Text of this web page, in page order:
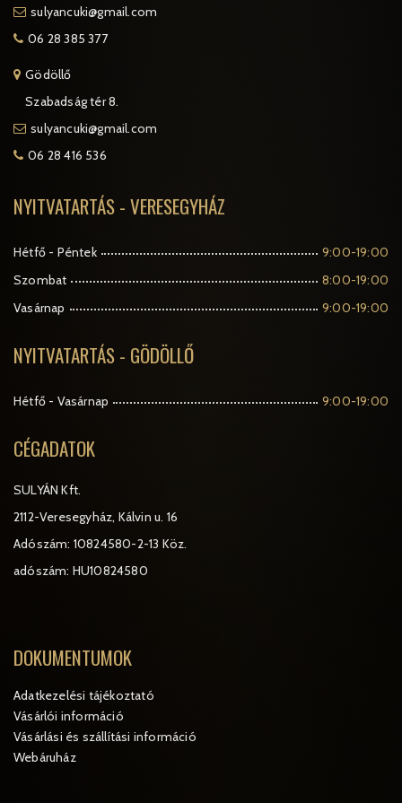
sulyancuki@gmail.com
06 28 385 377
Gödöllő
Szabadság tér 8.
sulyancuki@gmail.com
06 28 416 536
NYITVATARTÁS - VERESEGYHÁZ
Hétfő - Péntek
9:00-19:00
Szombat
8:00-19:00
Vasárnap
9:00-19:00
NYITVATARTÁS - GÖDÖLLŐ
Hétfő - Vasárnap 9:00-19:00
CÉGADATOK
SULYÁN Kft.
2112-Veresegyház, Kálvin u. 16
Adószám: 10824580-2-13 Köz.
adószám: HU10824580
DOKUMENTUMOK
Adatkezelési tájékoztató
Vásárlói információ
Vásárlási és szállítási információ
Webáruház